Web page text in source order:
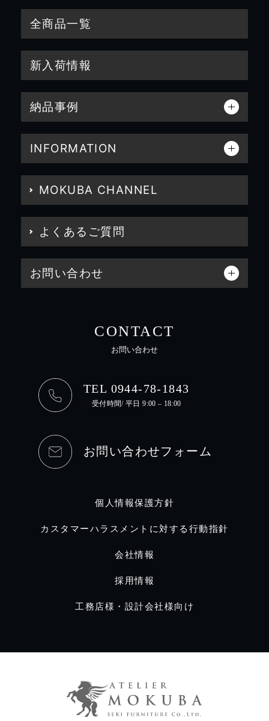
全商品一覧
新入荷情報
納品事例
INFORMATION
MOKUBA CHANNEL
よくあるご質問
お問い合わせ
CONTACT
お問い合わせ
TEL 0944-78-1843
受付時間/ 平日 9:00 – 18:00
お問い合わせフォーム
個人情報保護方針
カスタマーハラスメントに対する行動指針
会社情報
採用情報
工務店様・設計会社様向け